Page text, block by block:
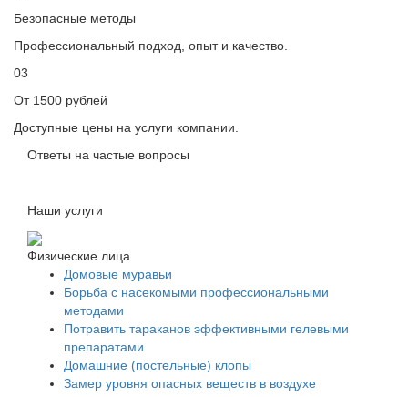
Безопасные методы
Профессиональный подход, опыт и качество.
03
От 1500 рублей
Доступные цены на услуги компании.
Ответы на частые вопросы
Наши услуги
Физические лица
Домовые муравьи
Борьба с насекомыми профессиональными
методами
Потравить тараканов эффективными гелевыми
препаратами
Домашние (постельные) клопы
Замер уровня опасных веществ в воздухе